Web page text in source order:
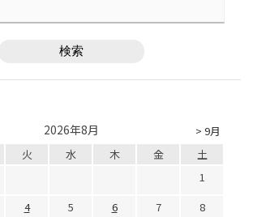
> 9月
2026年8月
火 水 木 金
土
1
4 5 6 7
8